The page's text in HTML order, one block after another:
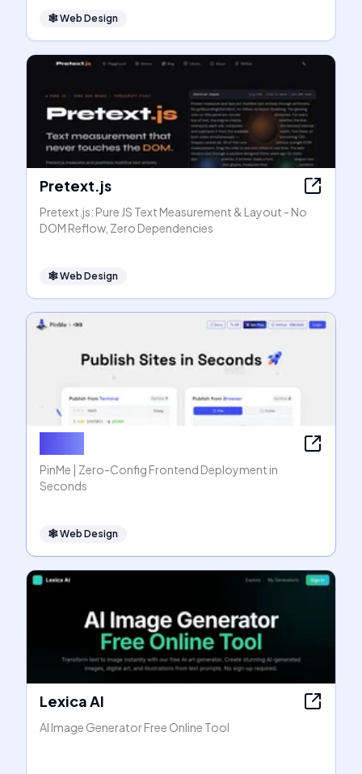
🕸Web Design
Pretext.js
Pretext.js: Pure JS Text Measurement & Layout - No
DOM Reflow, Zero Dependencies
🕸Web Design
PinMe | Zero-Config Frontend Deployment in
Seconds
🕸Web Design
Lexica AI
AI Image Generator Free Online Tool